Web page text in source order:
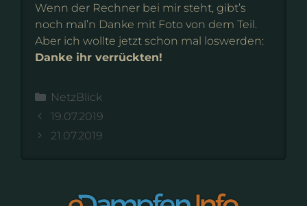
Wenn der Rechner bei mir steht, gibt’s
noch mal’n Danke mit Foto von dem Teil.
Aber ich wollte jetzt schon mal loswerden:
Danke ihr verrückten!
Kategorien
NetzBlick
19.07.2019
21.07.2019